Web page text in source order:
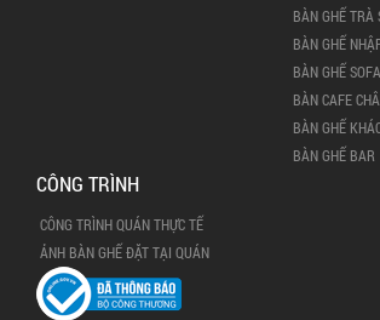
BÀN GHẾ TRÀ
BÀN GHẾ
BÀN GHẾ SOFA
BÀN CAFE
BÀN GHẾ
BÀN GHẾ BAR
CÔNG TRÌNH
CÔNG TRÌNH QUÁN THỰC TẾ
ẢNH BÀN GHẾ ĐẶT TẠI QUÁN